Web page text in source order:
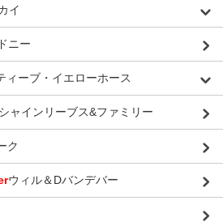
イ
ニー
ィーブ・イエローホース
ャインリーブス&ファミリー
ク
ウィル＆Dバンデバー